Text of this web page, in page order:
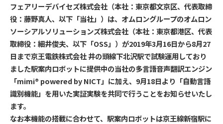
フェアリーデバイセズ株式会社（本社：東京都文京区、代表取締
役：藤野真人、以下「当社」）は、オムロングループのオムロン
ソーシアルソリューションズ株式会社（本社：東京都港区、代表
取締役：細井俊夫、以下「OSS」）が2019年3月16日から8月27
日まで京王電鉄株式会社 井の頭線下北沢駅で試験運用しており
ました駅案内ロボットに提供中の当社の多言語音声翻訳エンジン
「mimi® powered by NICT」に加え、9月18日より「自動言語
識別機能」を用いた実証実験を共同で行うことをお知らせいたし
ます。
なお本機能の搭載に合わせて、駅案内ロボットは京王線新宿駅に